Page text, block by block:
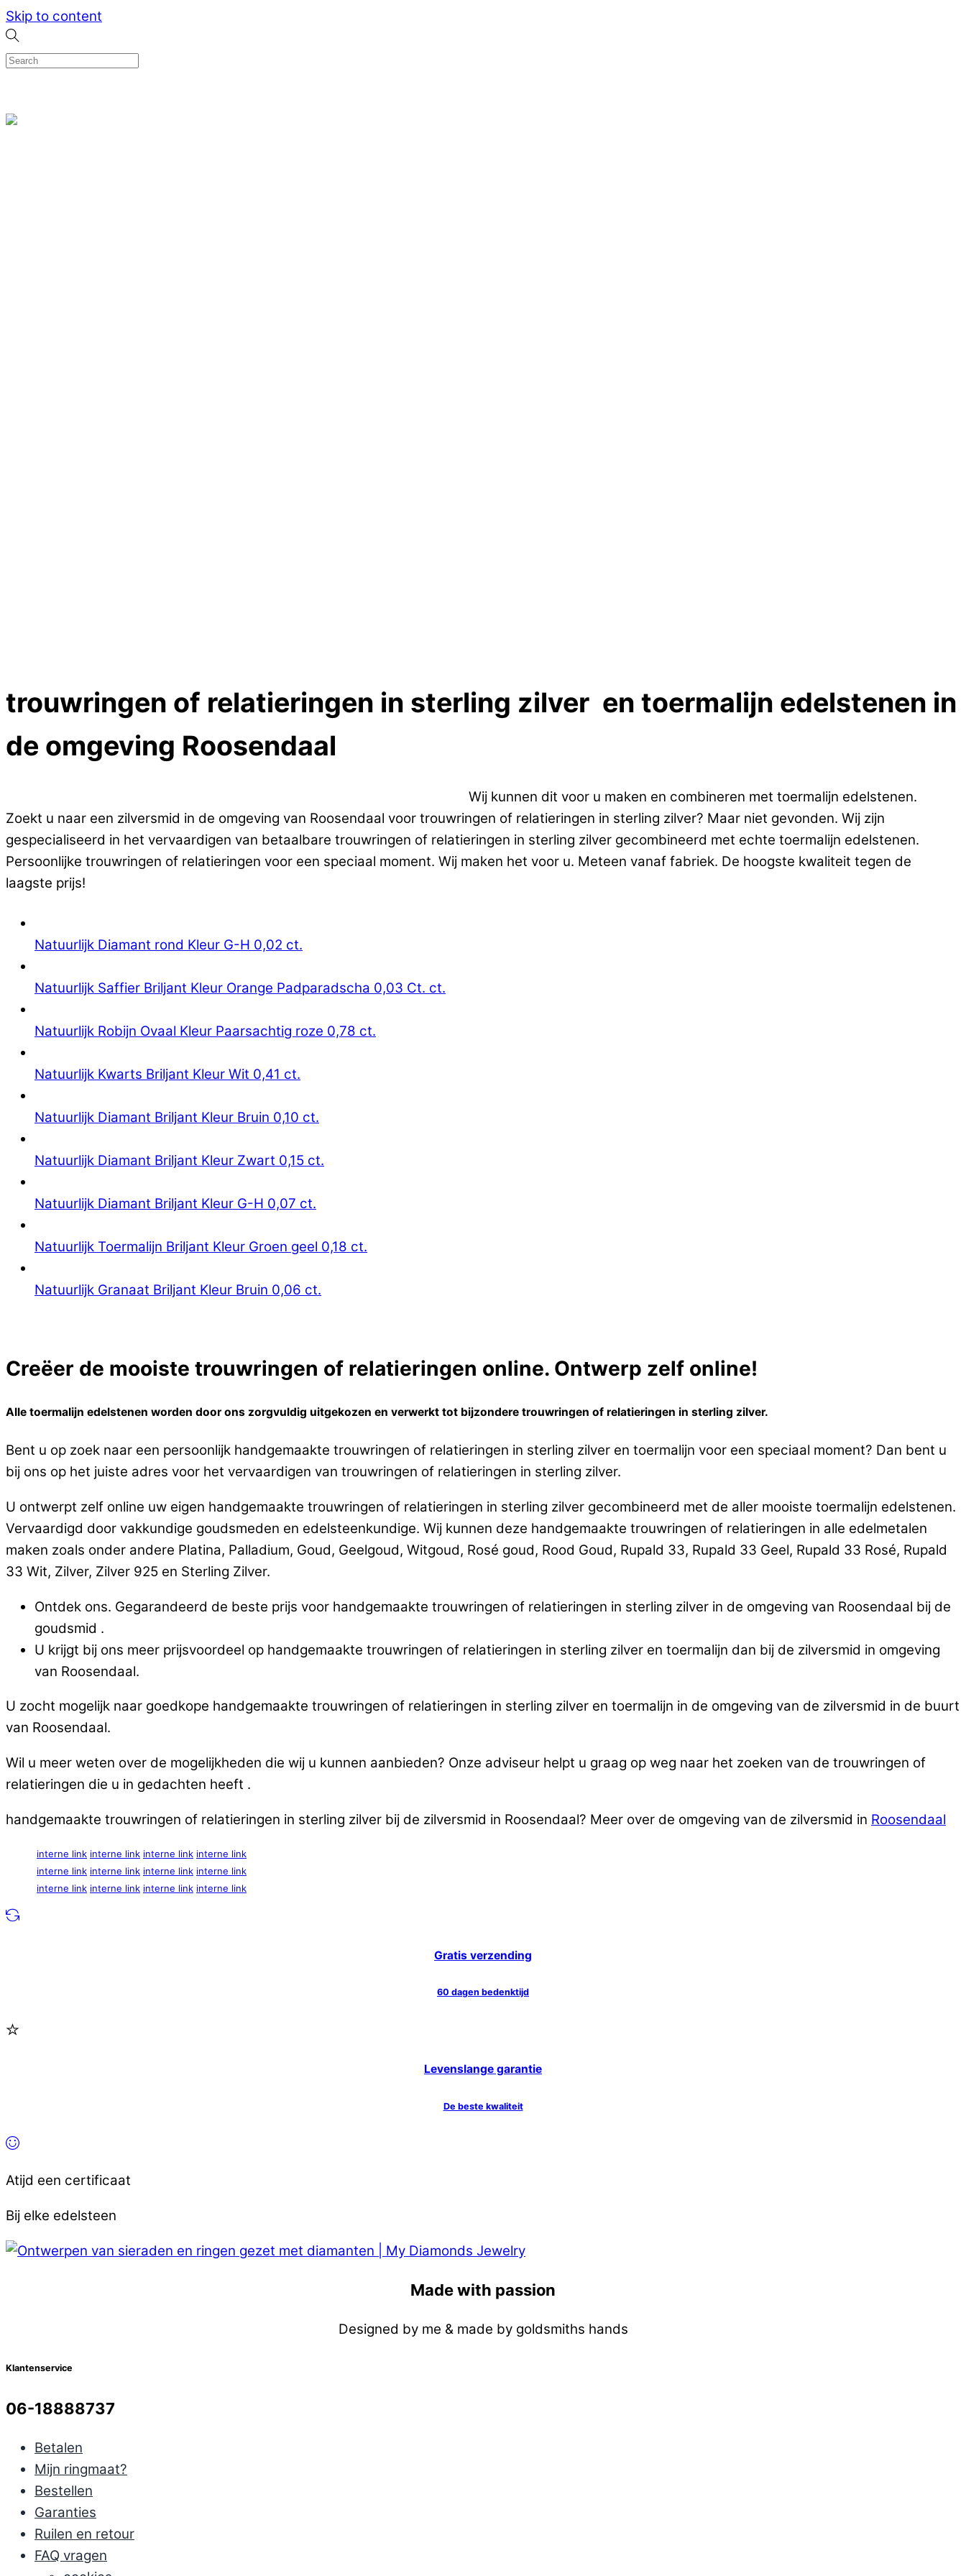
Skip to content
trouwringen of relatieringen in sterling zilver en toermalijn edelstenen in
de omgeving Roosendaal
Wij kunnen dit voor u maken en combineren met toermalijn edelstenen.
Zoekt u naar een zilversmid in de omgeving van Roosendaal voor trouwringen of relatieringen in sterling zilver? Maar niet gevonden. Wij zijn
gespecialiseerd in het vervaardigen van betaalbare trouwringen of relatieringen in sterling zilver gecombineerd met echte toermalijn edelstenen.
Persoonlijke trouwringen of relatieringen voor een speciaal moment. Wij maken het voor u. Meteen vanaf fabriek. De hoogste kwaliteit tegen de
laagste prijs!
Natuurlijk Diamant rond Kleur G-H 0,02 ct.
Natuurlijk Saffier Briljant Kleur Orange Padparadscha 0,03 Ct. ct.
Natuurlijk Robijn Ovaal Kleur Paarsachtig roze 0,78 ct.
Natuurlijk Kwarts Briljant Kleur Wit 0,41 ct.
Natuurlijk Diamant Briljant Kleur Bruin 0,10 ct.
Natuurlijk Diamant Briljant Kleur Zwart 0,15 ct.
Natuurlijk Diamant Briljant Kleur G-H 0,07 ct.
Natuurlijk Toermalijn Briljant Kleur Groen geel 0,18 ct.
Natuurlijk Granaat Briljant Kleur Bruin 0,06 ct.
Creëer de mooiste trouwringen of relatieringen online. Ontwerp zelf online!
Alle toermalijn edelstenen worden door ons zorgvuldig uitgekozen en verwerkt tot bijzondere trouwringen of relatieringen in sterling zilver.
Bent u op zoek naar een persoonlijk handgemaakte trouwringen of relatieringen in sterling zilver en toermalijn voor een speciaal moment? Dan bent u
bij ons op het juiste adres voor het vervaardigen van trouwringen of relatieringen in sterling zilver.
U ontwerpt zelf online uw eigen handgemaakte trouwringen of relatieringen in sterling zilver gecombineerd met de aller mooiste toermalijn edelstenen.
Vervaardigd door vakkundige goudsmeden en edelsteenkundige. Wij kunnen deze handgemaakte trouwringen of relatieringen in alle edelmetalen
maken zoals onder andere Platina, Palladium, Goud, Geelgoud, Witgoud, Rosé goud, Rood Goud, Rupald 33, Rupald 33 Geel, Rupald 33 Rosé, Rupald
33 Wit, Zilver, Zilver 925 en Sterling Zilver.
Ontdek ons. Gegarandeerd de beste prijs voor handgemaakte trouwringen of relatieringen in sterling zilver in de omgeving van Roosendaal bij de
goudsmid .
U krijgt bij ons meer prijsvoordeel op handgemaakte trouwringen of relatieringen in sterling zilver en toermalijn dan bij de zilversmid in omgeving
van Roosendaal.
U zocht mogelijk naar goedkope handgemaakte trouwringen of relatieringen in sterling zilver en toermalijn in de omgeving van de zilversmid in de buurt
van Roosendaal.
Wil u meer weten over de mogelijkheden die wij u kunnen aanbieden? Onze adviseur helpt u graag op weg naar het zoeken van de trouwringen of
relatieringen die u in gedachten heeft .
handgemaakte trouwringen of relatieringen in sterling zilver bij de zilversmid in Roosendaal? Meer over de omgeving van de zilversmid in Roosendaal
interne link interne link interne link interne link
interne link interne link interne link interne link
interne link interne link interne link interne link
Gratis verzending
60 dagen bedenktijd
Levenslange garantie
De beste kwaliteit
Atijd een certificaat
Bij elke edelsteen
Made with passion
Designed by me & made by goldsmiths hands
Klantenservice
06-18888737
Betalen
Mijn ringmaat?
Bestellen
Garanties
Ruilen en retour
FAQ vragen